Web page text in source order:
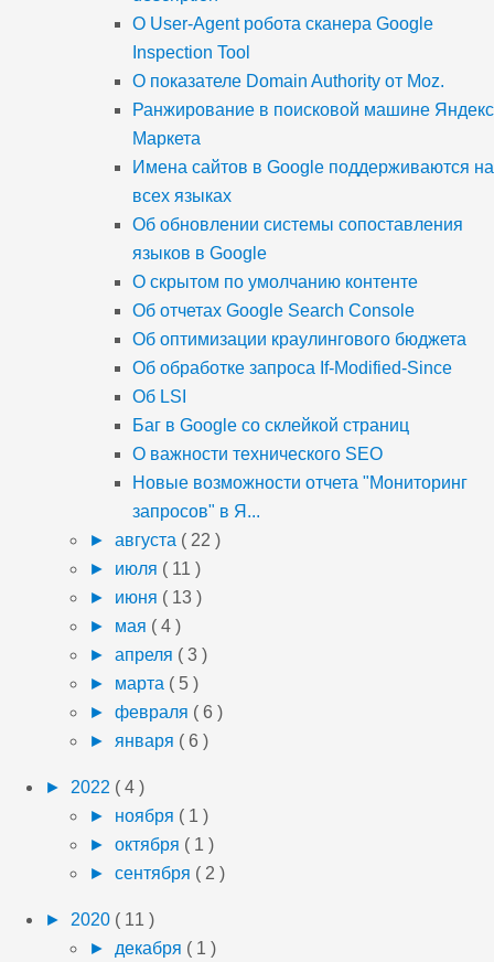
О User-Agent робота сканера Google
Inspection Tool
О показателе Domain Authority от Moz.
Ранжирование в поисковой машине Яндекс
Маркета
Имена сайтов в Google поддерживаются на
всех языках
Об обновлении системы сопоставления
языков в Google
О скрытом по умолчанию контенте
Об отчетах Google Search Console
Об оптимизации краулингового бюджета
Об обработке запроса If-Modified-Since
Об LSI
Баг в Google со склейкой страниц
О важности технического SEO
Новые возможности отчета "Мониторинг
запросов" в Я...
► августа ( 22 )
► июля ( 11 )
► июня ( 13 )
► мая ( 4 )
► апреля ( 3 )
► марта ( 5 )
► февраля ( 6 )
► января ( 6 )
► 2022 ( 4 )
► ноября ( 1 )
► октября ( 1 )
► сентября ( 2 )
► 2020 ( 11 )
► декабря ( 1 )